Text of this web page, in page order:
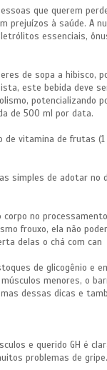
que querem
à saúde.
essenciais,
de sopa a hibisco,
este bebida deve
potencializando
de 500 ml por data.
vitamina de
de adotar no
no
frouxo, ela não
delas o chá com can
de glicogênio e
menores, o
dessas dicas e
e querido GH é
problemas de gripe.